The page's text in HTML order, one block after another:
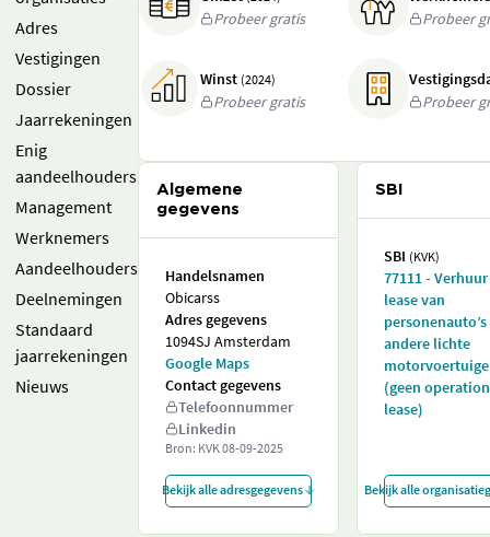
Adres
Vestigingen
Dossier
Jaarrekeningen
Enig
aandeelhouders
Management
Werknemers
Aandeelhouders
Deelnemingen
Standaard
jaarrekeningen
Nieuws
Probeer gratis
Probeer
Winst (2024)
Probeer gratis
Probeer
Algemene
gegevens
Handelsnamen
Obicarss
Adres gegevens
1094SJ Amsterdam
Google Maps
Contact gegevens
Telefoonnummer
Linkedin
Bron: KVK08-09-2025
Bekijk alle adresgegevens
SBI
SBI (KVK)
77111 -
lease van
andere lichte
(geen
lease)
Bekijk alle